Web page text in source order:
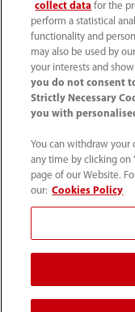
Productos
Soluciones
Centro de
Empleos
Acerca de
collect data for the
perform a statistical
functionality and
may also be used by
your interests and
you do not consent
Strictly Necessary
you with
You can withdraw your
any time by clicking on
page of our Website.
our: Cookies Policy